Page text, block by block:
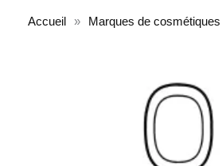
Accueil » Marques de